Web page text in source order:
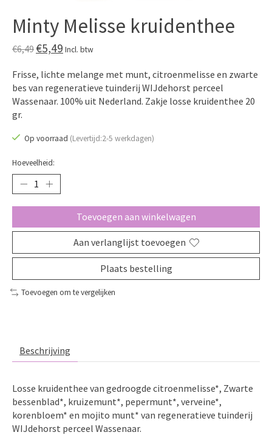
Minty Melisse kruidenthee
€6,49 €5,49 Incl. btw
Frisse, lichte melange met munt, citroenmelisse en zwarte
bes van regeneratieve tuinderij WIJdehorst perceel
Wassenaar. 100% uit Nederland. Zakje losse kruidenthee 20
gr.
Op voorraad (Levertijd:2-5 werkdagen)
Hoeveelheid:
Toevoegen aan winkelwagen
Aan verlanglijst toevoegen
Plaats bestelling
Toevoegen om te vergelijken
Beschrijving
Losse kruidenthee van gedroogde citroenmelisse*, Zwarte
bessenblad*, kruizemunt*, pepermunt*, verveine*,
korenbloem* en mojito munt* van regeneratieve tuinderij
WIJdehorst perceel Wassenaar.